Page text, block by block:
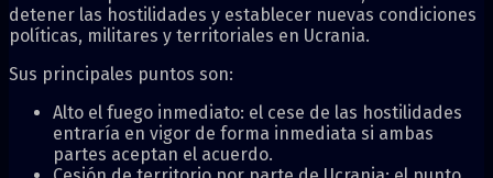
detener las hostilidades y establecer nuevas condiciones
políticas, militares y territoriales en Ucrania.
Sus principales puntos son:
Alto el fuego inmediato: el cese de las hostilidades
entraría en vigor de forma inmediata si ambas
partes aceptan el acuerdo.